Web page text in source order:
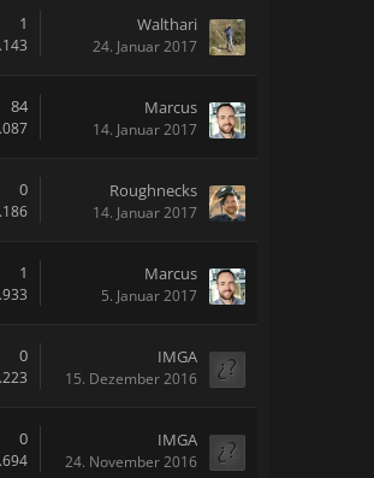
1 Walthari
24. Januar 2017
84 Marcus
14. Januar 2017
0 Roughnecks
14. Januar 2017
1 Marcus
5. Januar 2017
0 IMGA
15. Dezember 2016
0 IMGA
24. November 2016